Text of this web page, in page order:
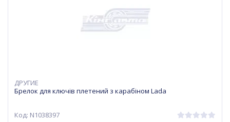
ДРУГИЕ
Брелок для ключів плетений з карабіном Lada
Код: N1038397